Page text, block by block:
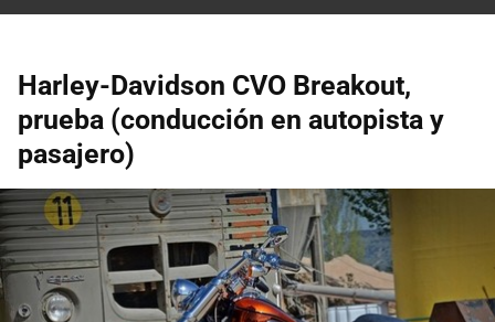
Harley-Davidson CVO Breakout,
prueba (conducción en autopista y
pasajero)